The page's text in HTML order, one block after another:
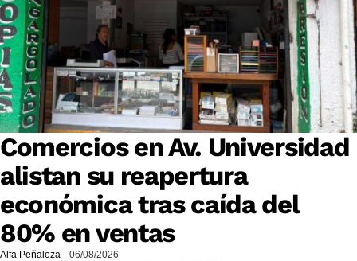
Comercios en Av. Universidad
alistan su reapertura
económica tras caída del
80% en ventas
Alfa Peñaloza 06/08/2026